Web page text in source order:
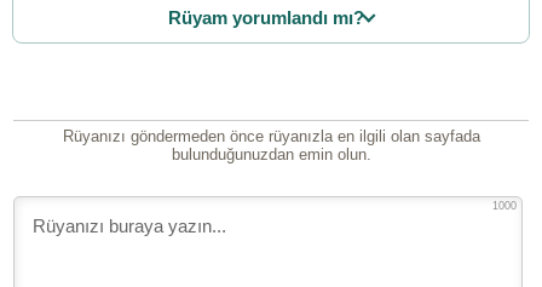
Rüyam yorumlandı mı?
Rüyanızı göndermeden önce rüyanızla en ilgili olan sayfada
bulunduğunuzdan emin olun.
1000